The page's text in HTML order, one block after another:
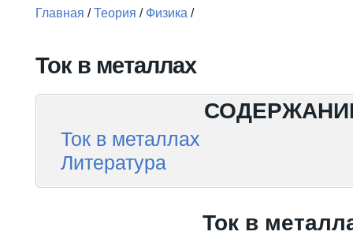
Главная /Теория / Физика /
Ток в металлах
Ток в металлах
Литература
Ток в